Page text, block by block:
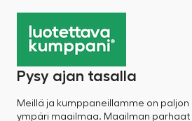
Pysy ajan tasalla
Meillä ja kumppaneillamme on
ympäri maailmaa. Maailman